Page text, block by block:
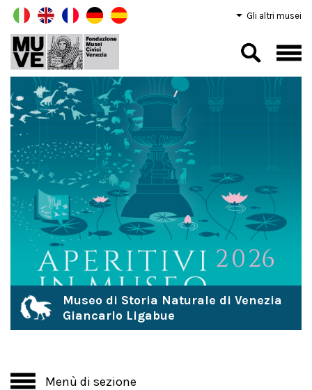
Gli altri musei
Museo di Storia Naturale di Venezia
Giancarlo Ligabue
Menù di sezione